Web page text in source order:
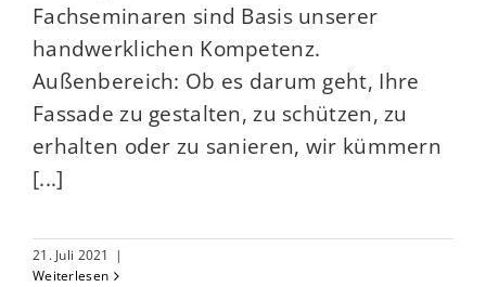
Fachseminaren sind Basis unserer
handwerklichen Kompetenz.
Außenbereich: Ob es darum geht, Ihre
Fassade zu gestalten, zu schützen, zu
erhalten oder zu sanieren, wir kümmern
[...]
21. Juli 2021
|
Weiterlesen